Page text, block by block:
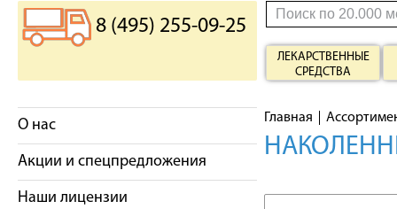
8 (495) 255-09-25
ЛЕКАРСТВЕННЫЕ
СРЕДСТВА
О нас
Акции и спецпредложения
Наши лицензии
Главная